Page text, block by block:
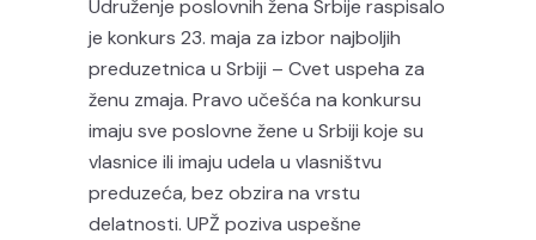
Udruženje poslovnih žena Srbije raspisalo
je konkurs 23. maja za izbor najboljih
preduzetnica u Srbiji – Cvet uspeha za
ženu zmaja. Pravo učešća na konkursu
imaju sve poslovne žene u Srbiji koje su
vlasnice ili imaju udela u vlasništvu
preduzeća, bez obzira na vrstu
delatnosti. UPŽ poziva uspešne